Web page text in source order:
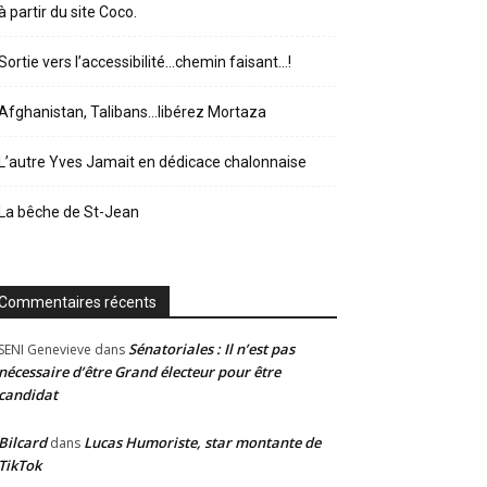
partir du site Coco.
vers l’accessibilité…chemin faisant…!
Talibans…libérez Mortaza
Yves Jamait en dédicace chalonnaise
bêche de St-Jean
récents
Genevieve dansSénatoriales : Il n’est pas
d’être Grand électeur pour être
dans Lucas Humoriste, star montante de